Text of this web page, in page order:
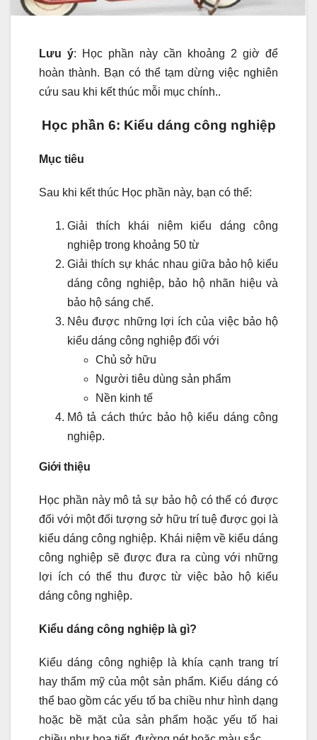
Lưu ý: Học phần này cần khoảng 2 giờ để
hoàn thành. Bạn có thể tạm dừng việc nghiên
cứu sau khi kết thúc mỗi mục chính..
Học phần 6: Kiểu dáng công nghiệp
Mục tiêu
Sau khi kết thúc Học phần này, bạn có thể:
Giải thích khái niệm kiểu dáng công
nghiệp trong khoảng 50 từ
Giải thích sự khác nhau giữa bảo hộ kiểu
dáng công nghiệp, bảo hộ nhãn hiệu và
bảo hộ sáng chế.
Nêu được những lợi ích của việc bảo hộ
kiểu dáng công nghiệp đối với
Chủ sở hữu
Người tiêu dùng sản phẩm
Nền kinh tế
Mô tả cách thức bảo hộ kiểu dáng công
nghiệp.
Giới thiệu
Học phần này mô tả sự bảo hộ có thể có được
đối với một đối tượng sở hữu trí tuệ được gọi là
kiểu dáng công nghiệp. Khái niệm về kiểu dáng
công nghiệp sẽ được đưa ra cùng với những
lợi ích có thể thu được từ việc bảo hộ kiểu
dáng công nghiệp.
Kiểu dáng công nghiệp là gì?
Kiểu dáng công nghiệp là khía cạnh trang trí
hay thẩm mỹ của một sản phẩm. Kiểu dáng có
thể bao gồm các yếu tố ba chiều như hình dạng
hoặc bề mặt của sản phẩm hoặc yếu tố hai